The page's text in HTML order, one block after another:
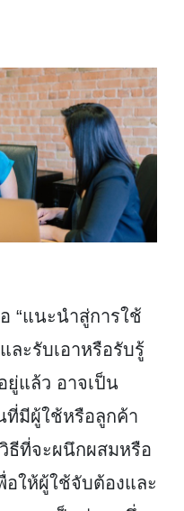
“แนะนำสู่การใช้
ละรับเอาหรือรับรู้
แล้ว อาจเป็น
มีผู้ใช้หรือลูกค้า
ธีที่จะผนึกผสมหรือ
อให้ผู้ใช้จับต้องและ